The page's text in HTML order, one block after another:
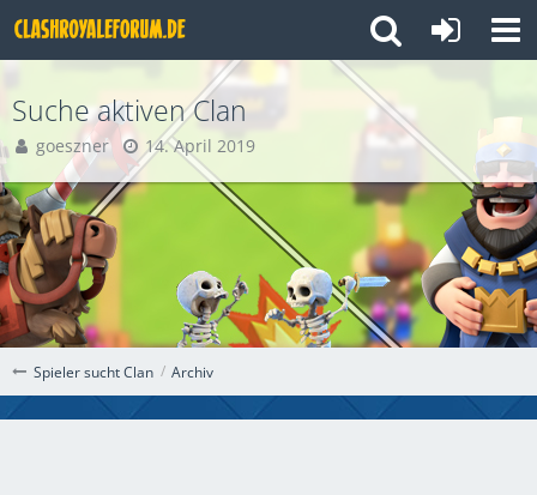
Spieler sucht Clan Archiv
Suche aktiven Clan
goeszner 14. April 2019